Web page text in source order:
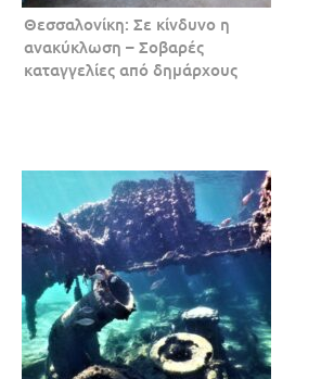
Θεσσαλονίκη: Σε κίνδυνο η
ανακύκλωση – Σοβαρές
καταγγελίες από δημάρχους